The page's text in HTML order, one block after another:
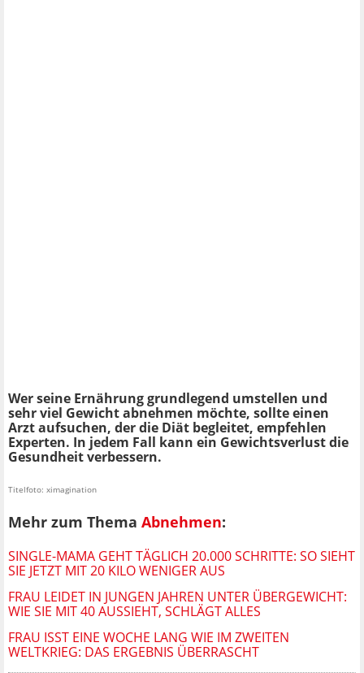
Wer seine Ernährung grundlegend umstellen und
sehr viel Gewicht abnehmen möchte, sollte einen
Arzt aufsuchen, der die Diät begleitet, empfehlen
Experten. In jedem Fall kann ein Gewichtsverlust die
Gesundheit verbessern.
Titelfoto: ximagination
Mehr zum Thema Abnehmen:
SINGLE-MAMA GEHT TÄGLICH 20.000 SCHRITTE: SO SIEHT
SIE JETZT MIT 20 KILO WENIGER AUS
FRAU LEIDET IN JUNGEN JAHREN UNTER ÜBERGEWICHT:
WIE SIE MIT 40 AUSSIEHT, SCHLÄGT ALLES
FRAU ISST EINE WOCHE LANG WIE IM ZWEITEN
WELTKRIEG: DAS ERGEBNIS ÜBERRASCHT